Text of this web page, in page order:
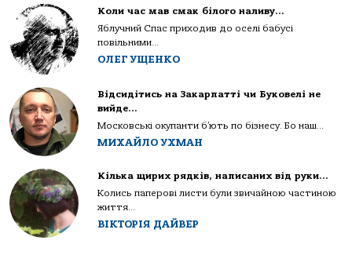
Коли час мав смак білого наливу…
Яблучний Спас приходив до оселі бабусі
повільними...
ОЛЕГ УЩЕНКО
Відсидітись на Закарпатті чи Буковелі не
вийде…
Московські окупанти б’ють по бізнесу. Бо наш...
МИХАЙЛО УХМАН
Кілька щирих рядків, написаних від руки…
Колись паперові листи були звичайною частиною
життя...
ВІКТОРІЯ ДАЙВЕР